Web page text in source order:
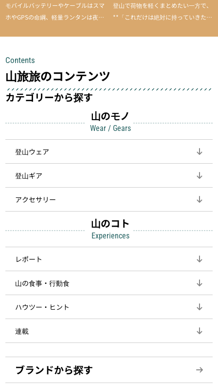
モバイルバッテリーやケーブルはスマ
ホやGPSの命綱、軽量ランタンは夜間
して安全にしてくれます
登山で荷物を軽くまとめたい一方で、
**「これだけは絶対に持っていきた
Contents
山旅旅のコンテンツ
カテゴリーから探す
山のモノ
Wear / Gears
登山ウェア
登山ギア
アクセサリー
山のコト
Experiences
レポート
山の食事・行動食
ハウツー・ヒント
連載
ブランドから探す